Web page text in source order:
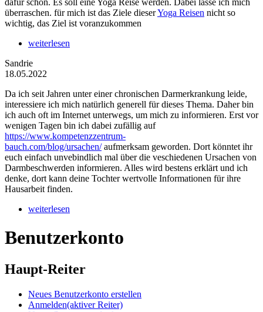
dafür schon. Es soll eine Yoga Reise werden. Dabei lasse ich mich
überraschen. für mich ist das Ziele dieserYoga Reisen nicht so
wichtig, das Ziel ist voranzukommen
weiterlesen
Sandrie
18.05.2022
Da ich seit Jahren unter einer chronischen Darmerkrankung leide,
interessiere ich mich natürlich generell für dieses Thema. Daher bin
ich auch oft im Internet unterwegs, um mich zu informieren. Erst vor
wenigen Tagen bin ich dabei zufällig auf
https://www.kompetenzzentrum-
bauch.com/blog/ursachen/aufmerksam geworden. Dort könntet ihr
euch einfach unvebindlich mal über die veschiedenen Ursachen von
Darmbeschwerden informieren. Alles wird bestens erklärt und ich
denke, dort kann deine Tochter wertvolle Informationen für ihre
Hausarbeit finden.
weiterlesen
Benutzerkonto
Haupt-Reiter
Neues Benutzerkonto erstellen
Anmelden(aktiver Reiter)